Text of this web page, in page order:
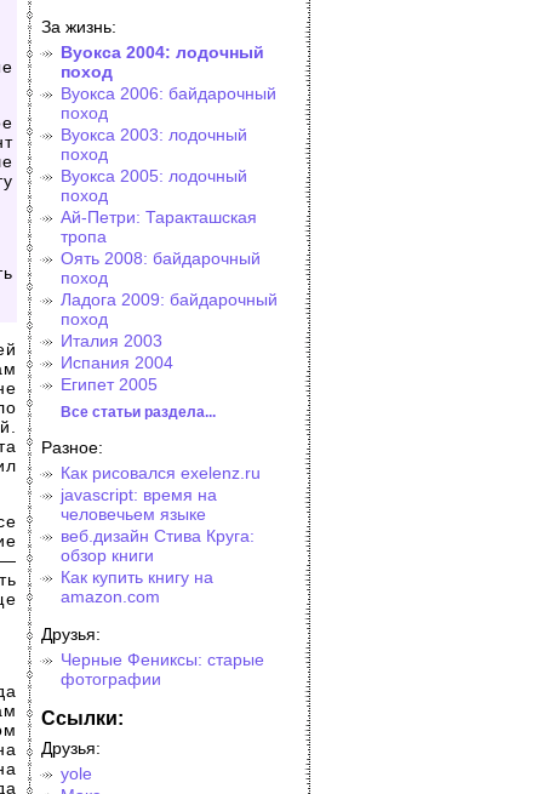
За жизнь:
Вуокса 2004: лодочный
поход
Вуокса 2006: байдарочный
поход
Вуокса 2003: лодочный
поход
Вуокса 2005: лодочный
поход
Ай-Петри: Таракташская
тропа
Оять 2008: байдарочный
поход
Ладога 2009: байдарочный
поход
Италия 2003
Испания 2004
Египет 2005
Все статьи раздела...
Разное:
Как рисовался exelenz.ru
javascript: время на
человечьем языке
веб.дизайн Стива Круга:
обзор книги
Как купить книгу на
amazon.com
Друзья:
Черные Фениксы: старые
фотографии
Cсылки:
Друзья:
yole
—